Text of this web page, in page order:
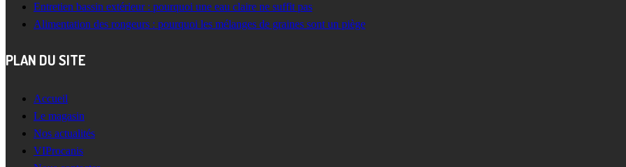
Entretien bassin extérieur : pourquoi une eau claire ne suffit pas
Alimentation des rongeurs : pourquoi les mélanges de graines sont un piège
PLAN DU SITE
Accueil
Le magasin
Nos actualités
VIProcanis